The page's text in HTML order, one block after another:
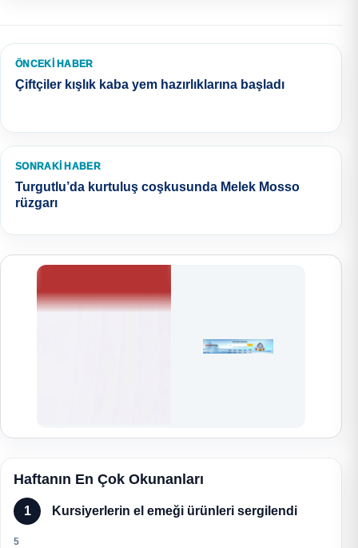
ÖNCEKI HABER
Çiftçiler kışlık kaba yem hazırlıklarına başladı
SONRAKI HABER
Turgutlu’da kurtuluş coşkusunda Melek Mosso
rüzgarı
Haftanın En Çok Okunanları
1 Kursiyerlerin el emeği ürünleri sergilendi
5